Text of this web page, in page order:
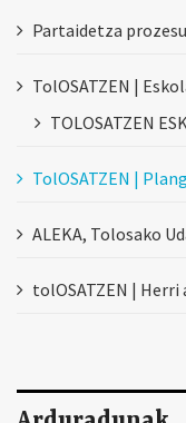
Partaidetza
TolOSATZEN |
TOLOSATZEN
TolOSATZEN |
ALEKA, Tolosako
tolOSATZEN |